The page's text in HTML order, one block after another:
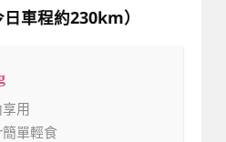
車程約230km）
享用
單輕食